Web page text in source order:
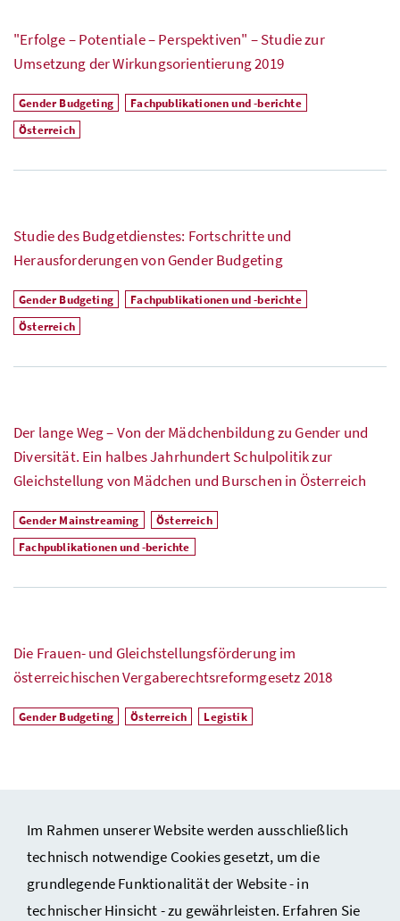
Im Rahmen unserer Website werden ausschließlich
technisch notwendige Cookies gesetzt, um die
grundlegende Funktionalität der Website - in
technischer Hinsicht - zu gewährleisten. Erfahren Sie
"Erfolge – Potentiale – Perspektiven" – Studie zur
Umsetzung der Wirkungsorientierung 2019
Gender Budgeting
Fachpublikationen und -berichte
Österreich
Studie des Budgetdienstes: Fortschritte und
Herausforderungen von Gender Budgeting
Gender Budgeting
Fachpublikationen und -berichte
Österreich
Der lange Weg – Von der Mädchenbildung zu Gender und
Diversität. Ein halbes Jahrhundert Schulpolitik zur
Gleichstellung von Mädchen und Burschen in Österreich
Gender Mainstreaming
Österreich
Fachpublikationen und -berichte
Die Frauen- und Gleichstellungsförderung im
österreichischen Vergaberechtsreformgesetz 2018
Gender Budgeting Österreich Legistik